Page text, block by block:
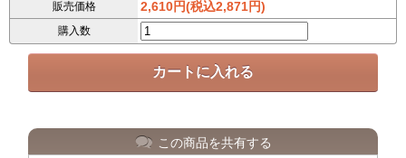
販売価格 2,610円(税込2,871円)
購入数
この商品を共有する